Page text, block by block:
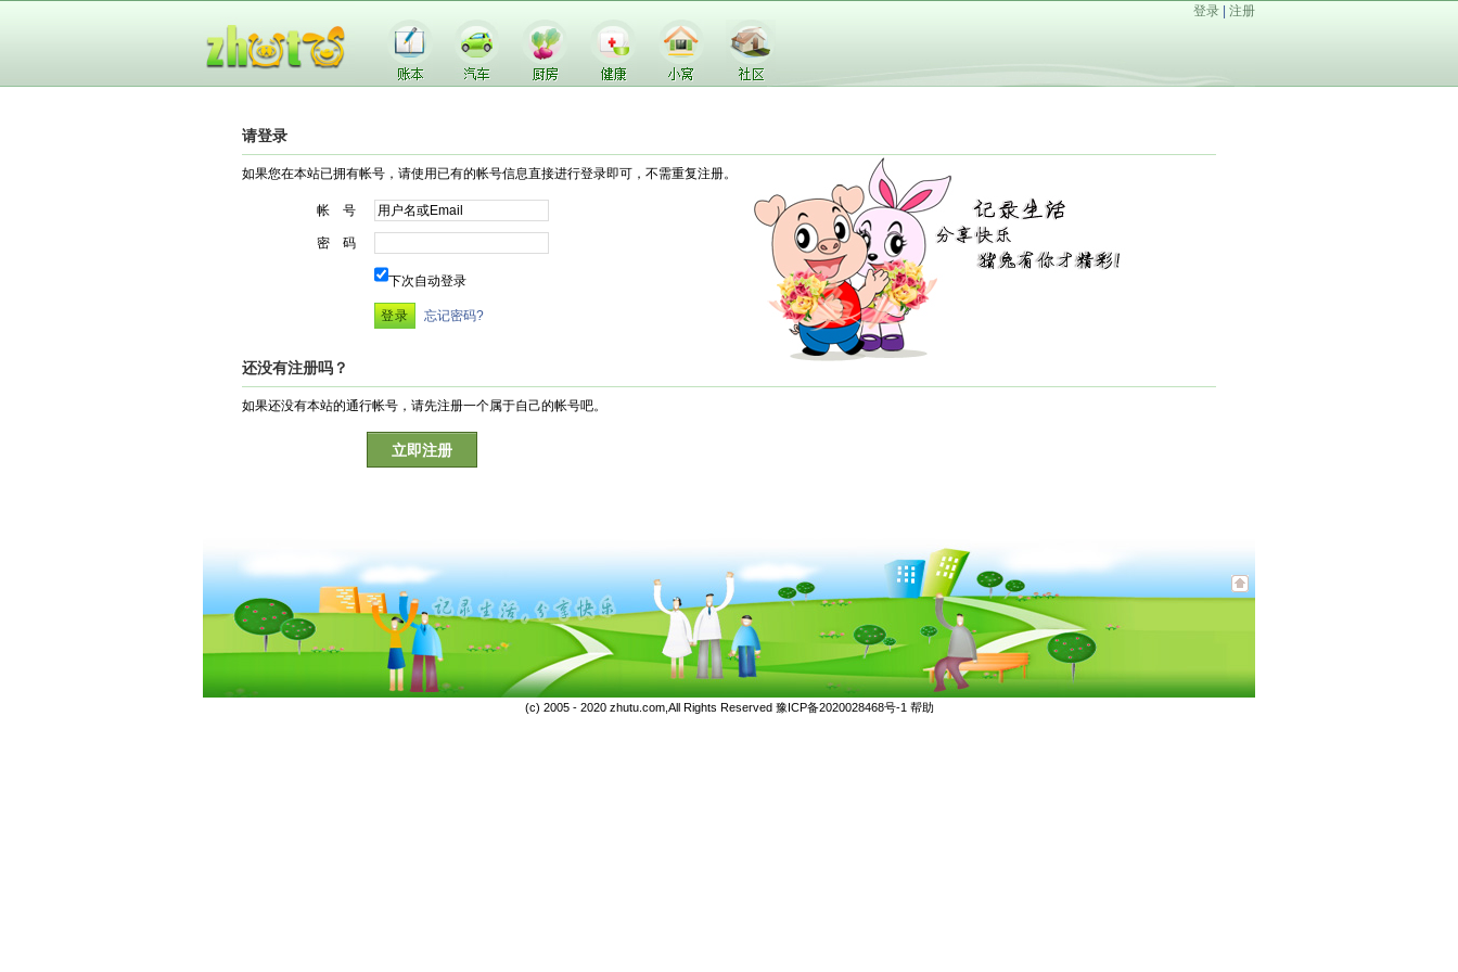
登录 注册
请登录
如果您在本站已拥有帐号，请使用已有的帐号信息直接进行登录即可，不需重复注册。
帐 号
密 码
下次自动登录
忘记密码?
还没有注册吗？
如果还没有本站的通行帐号，请先注册一个属于自己的帐号吧。
立即注册
(c) 2005 - 2020 zhutu.com,All Rights Reserved 豫ICP备2020028468号-1 帮助